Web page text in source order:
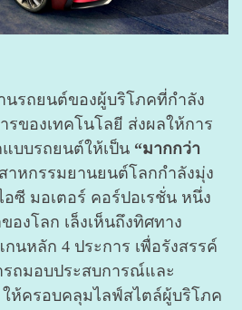
ถยนต์ของผู้บริโภคที่กำลัง
ของเทคโนโลยี ส่งผลให้การ
บบรถยนต์ให้เป็น “มากกว่า
าหกรรมยานยนต์โลกกำลังมุ่ง
อซี มอเตอร์ คอร์ปอเรชั่น หนึ่ง
งโลก เล็งเห็นถึงทิศทาง
นหลัก 4 ประการ เพื่อรังสรรค์
ถมอบประสบการณ์และ
ห้ครอบคลุมไลฟ์สไตล์ผู้บริโภค